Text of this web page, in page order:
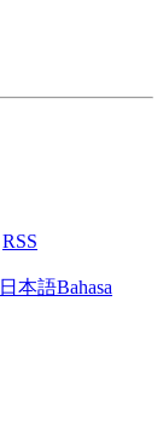
RSS
日本語Bahasa